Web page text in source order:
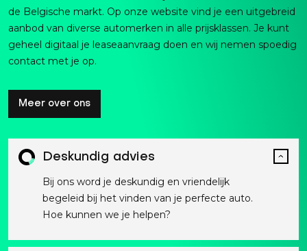
de Belgische markt. Op onze website vind je een uitgebreid
aanbod van diverse automerken in alle prijsklassen. Je kunt
geheel digitaal je leaseaanvraag doen en wij nemen spoedig
contact met je op.
Meer over ons
Deskundig advies
Bij ons word je deskundig en vriendelijk
begeleid bij het vinden van je perfecte auto.
Hoe kunnen we je helpen?